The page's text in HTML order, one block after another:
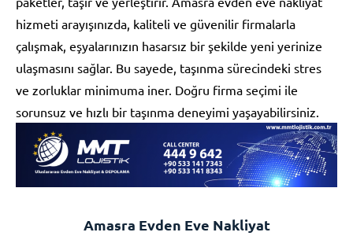
hizmeti arayışınızda, kaliteli ve güvenilir firmalarla
çalışmak, eşyalarınızın hasarsız bir şekilde yeni yerinize
ulaşmasını sağlar. Bu sayede, taşınma sürecindeki stres
ve zorluklar minimuma iner. Doğru firma seçimi ile
sorunsuz ve hızlı bir taşınma deneyimi yaşayabilirsiniz.
Amasra Evden Eve Nakliyat